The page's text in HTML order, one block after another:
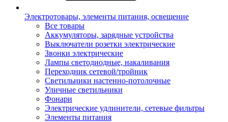
Электротовары, элементы питания, освещение
Все товары
Аккумуляторы, зарядные устройства
Выключатели розетки электрические
Звонки электрические
Лампы светодиодные, накаливания
Переходник сетевой/тройник
Светильники настенно-потолочные
Уличные светильники
Фонари
Электрические удлинители, сетевые фильтры
Элементы питания